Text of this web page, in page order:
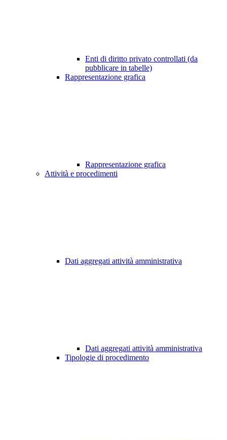
Enti di diritto privato controllati (da
pubblicare in tabelle)
Rappresentazione grafica
Rappresentazione grafica
Attività e procedimenti
Dati aggregati attività amministrativa
Dati aggregati attività amministrativa
Tipologie di procedimento